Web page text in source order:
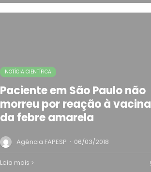
NOTÍCIA CIENTÍFICA
Paciente em São Paulo não
morreu por reação à vacina
da febre amarela
Agência FAPESP · 06/03/2018
Leia mais